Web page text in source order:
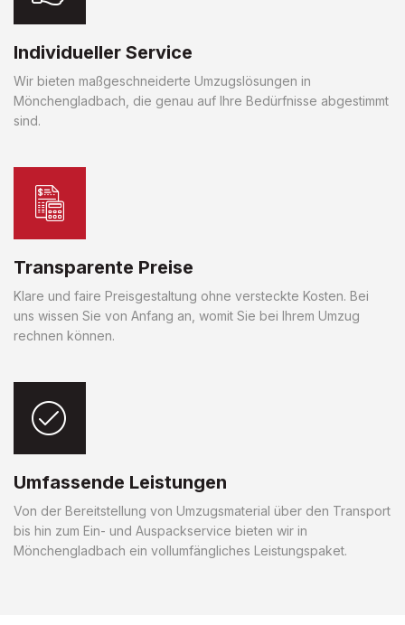
Individueller Service
Wir bieten maßgeschneiderte Umzugslösungen in
Mönchengladbach, die genau auf Ihre Bedürfnisse abgestimmt
sind.
Transparente Preise
Klare und faire Preisgestaltung ohne versteckte Kosten. Bei
uns wissen Sie von Anfang an, womit Sie bei Ihrem Umzug
rechnen können.
Umfassende Leistungen
Von der Bereitstellung von Umzugsmaterial über den Transport
bis hin zum Ein- und Auspackservice bieten wir in
Mönchengladbach ein vollumfängliches Leistungspaket.